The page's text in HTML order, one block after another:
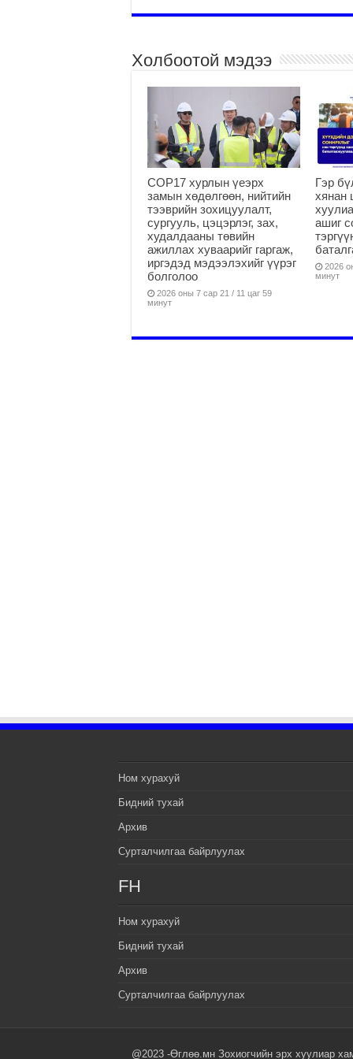
Холбоотой мэдээ
COP17 хурлын үеэрх
замын хөдөлгөөн, нийтийн
тээврийн зохицуулалт,
сургууль, цэцэрлэг, зах,
худалдааны төвийн
ажиллах хуваарийг гаргаж,
иргэдэд мэдээлэхийг үүрэг
болголоо
2026 оны 7 сар 21 / 11 цаг 59
минут
Гэр
хянан
ашиг
2026
минут
Ном хурахуй
Бидний тухай
Архив
Сурталчилгаа байрлуулах
FH
Ном хурахуй
Бидний тухай
Архив
Сурталчилгаа байрлуулах
@2023 -Өглөө.мн Зохиогчийн эрх хуулиар